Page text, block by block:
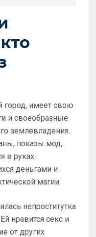
город, имеет свою
и своеобразные
землевладения.
показы мод,
в руках
деньгами и
магии.
непроститутка
нравится секс и
от других